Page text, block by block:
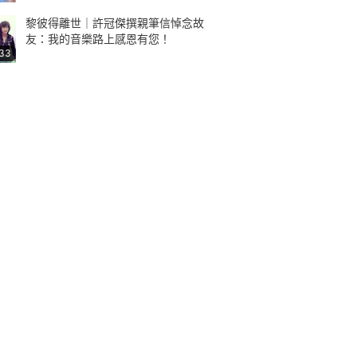
黎彼得離世｜許冠傑撰親筆信悼念故
友：我的音樂路上感恩有您！